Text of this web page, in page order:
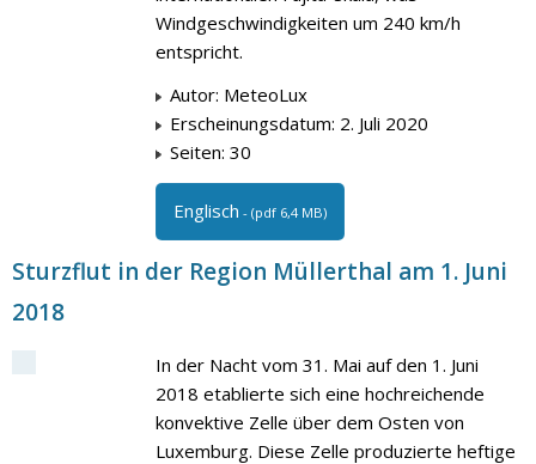
Windgeschwindigkeiten um 240 km/h
entspricht.
Autor: MeteoLux
Erscheinungsdatum: 2. Juli 2020
Seiten: 30
Englisch - (pdf 6,4 MB)
Sturzflut in der Region Müllerthal am 1. Juni
2018
In der Nacht vom 31. Mai auf den 1. Juni
2018 etablierte sich eine hochreichende
konvektive Zelle über dem Osten von
Luxemburg. Diese Zelle produzierte heftige